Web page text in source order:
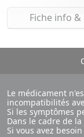
Fiche info &
Le médicament
incompatibilités
Si les symptômes
Dans le cadre de
Si vous avez